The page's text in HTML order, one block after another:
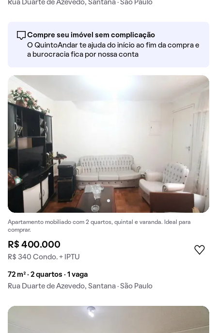
Rua Duarte de Azevedo, Santana · São Paulo
Compre seu imóvel sem complicação
O QuintoAndar te ajuda do início ao fim da compra e
a burocracia fica por nossa conta
Apartamento mobiliado com 2 quartos, quintal e varanda. Ideal para
comprar.
R$ 400.000
R$ 340 Condo. + IPTU
72 m² · 2 quartos · 1 vaga
Rua Duarte de Azevedo, Santana · São Paulo